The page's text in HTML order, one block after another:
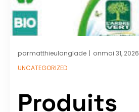
parmatthieulanglade | onmai 31, 2026
UNCATEGORIZED
Produits